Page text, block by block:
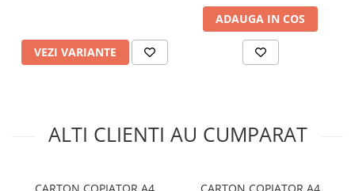
Ambalare si marcare
Aparate de aplicat preturi
Benzi dublu adezive
Comunicare
VEZI VARIANTE
ADAUGA IN COS
ALTI CLIENTI AU CUMPARAT